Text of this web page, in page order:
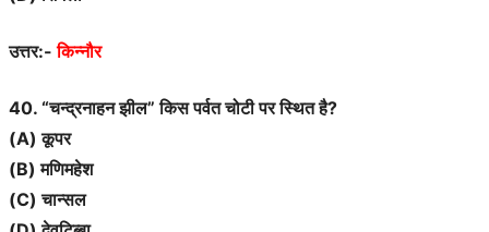
उत्तर:-किन्नौर
40. “चन्द्रनाहन झील” किस पर्वत चोटी पर स्थित है?
(A) कूपर
(B) मणिमहेश
(C) चान्सल